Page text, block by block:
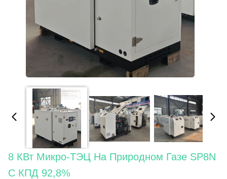
8 КВт Микро-ТЭЦ На Природном Газе SP8N
С КПД 92,8%